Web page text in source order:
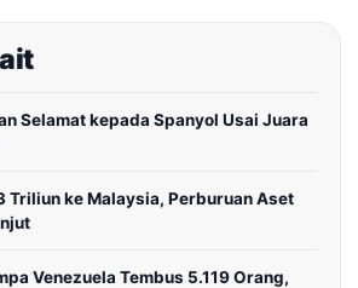
Selamat kepada Spanyol Usai Juara
Triliun ke Malaysia, Perburuan Aset
Venezuela Tembus 5.119 Orang,